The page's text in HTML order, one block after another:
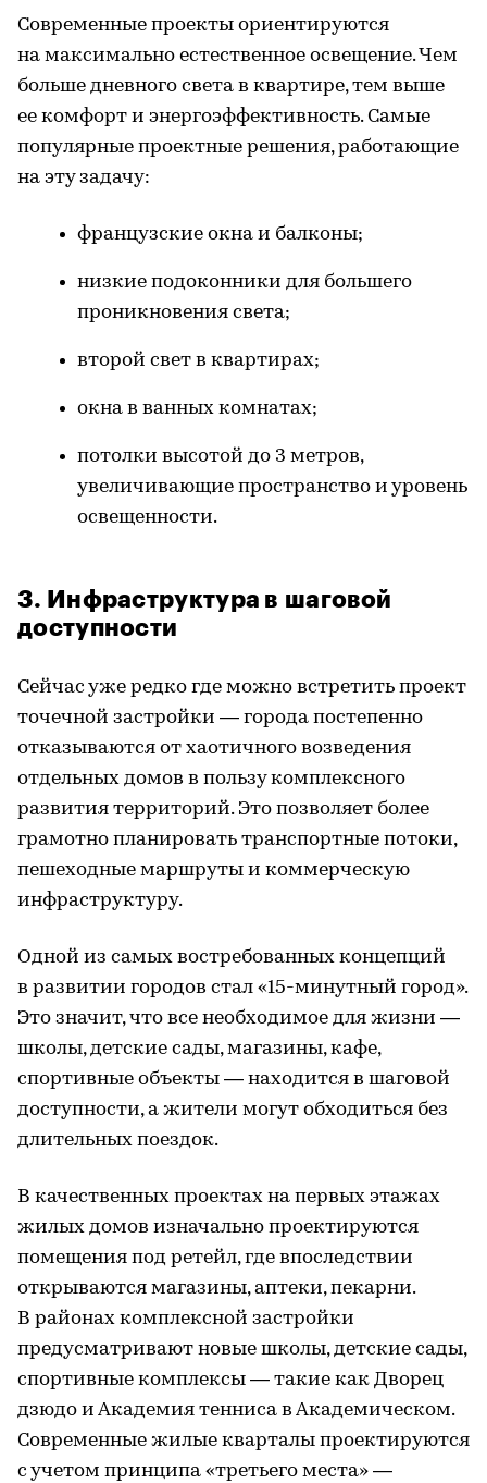
Современные проекты ориентируются
на максимально естественное освещение. Чем
больше дневного света в квартире, тем выше
ее комфорт и энергоэффективность. Самые
популярные проектные решения, работающие
на эту задачу:
французские окна и балконы;
низкие подоконники для большего
проникновения света;
второй свет в квартирах;
окна в ванных комнатах;
потолки высотой до 3 метров,
увеличивающие пространство и уровень
освещенности.
3. Инфраструктура в шаговой
доступности
Сейчас уже редко где можно встретить проект
точечной застройки — города постепенно
отказываются от хаотичного возведения
отдельных домов в пользу комплексного
развития территорий. Это позволяет более
грамотно планировать транспортные потоки,
пешеходные маршруты и коммерческую
инфраструктуру.
Одной из самых востребованных концепций
в развитии городов стал «15-минутный город».
Это значит, что все необходимое для жизни —
школы, детские сады, магазины, кафе,
спортивные объекты — находится в шаговой
доступности, а жители могут обходиться без
длительных поездок.
В качественных проектах на первых этажах
жилых домов изначально проектируются
помещения под ретейл, где впоследствии
открываются магазины, аптеки, пекарни.
В районах комплексной застройки
предусматривают новые школы, детские сады,
спортивные комплексы — такие как Дворец
дзюдо и Академия тенниса в Академическом.
Современные жилые кварталы проектируются
с учетом принципа «третьего места» —